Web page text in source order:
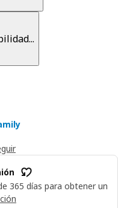
365 días para obtener un